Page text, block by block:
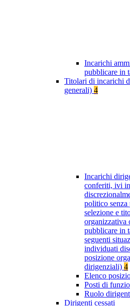
Incarichi
pubblicare in
Titolari di incarichi
generali) 4
Incarichi
conferiti, ivi
politico senza
selezione e
organizzativa
pubblicare in
seguenti
individuati
posizione
dirigenziali) 4
Elenco
Posti di
Ruolo
Dirigenti cessati